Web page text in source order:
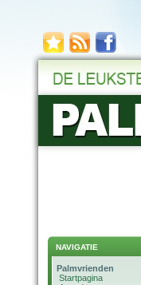
NAVIGATIE
Palmvrienden
Startpagina